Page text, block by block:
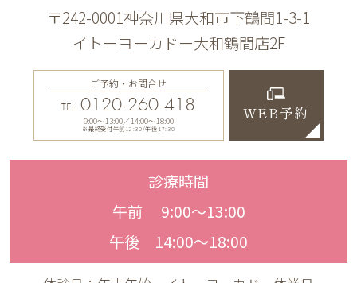
〒242-0001神奈川県大和市下鶴間1-3-1
イトーヨーカドー大和鶴間店2F
ご予約・お問合せ
TEL 0120-260-418
9:00〜13:00／14:00〜18:00
※最終受付午前12:30/午後17:30
WEB予約
診療時間
午前 9:00〜13:00
午後 14:00〜18:00